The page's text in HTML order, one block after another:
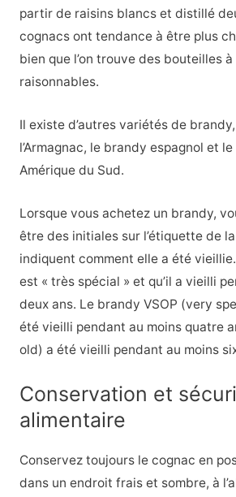
partir de raisins blancs et distillé
cognacs ont tendance à être plus
bien que l’on trouve des bouteilles
raisonnables.
Il existe d’autres variétés de
l’Armagnac, le brandy espagnol et
Amérique du Sud.
Lorsque vous achetez un brandy,
être des initiales sur l’étiquette de
indiquent comment elle a été vieillie.
est « très spécial » et qu’il a vieilli
deux ans. Le brandy VSOP (very
été vieilli pendant au moins quatre
old) a été vieilli pendant au moins
Conservation et
alimentaire
Conservez toujours le cognac en
dans un endroit frais et sombre, à